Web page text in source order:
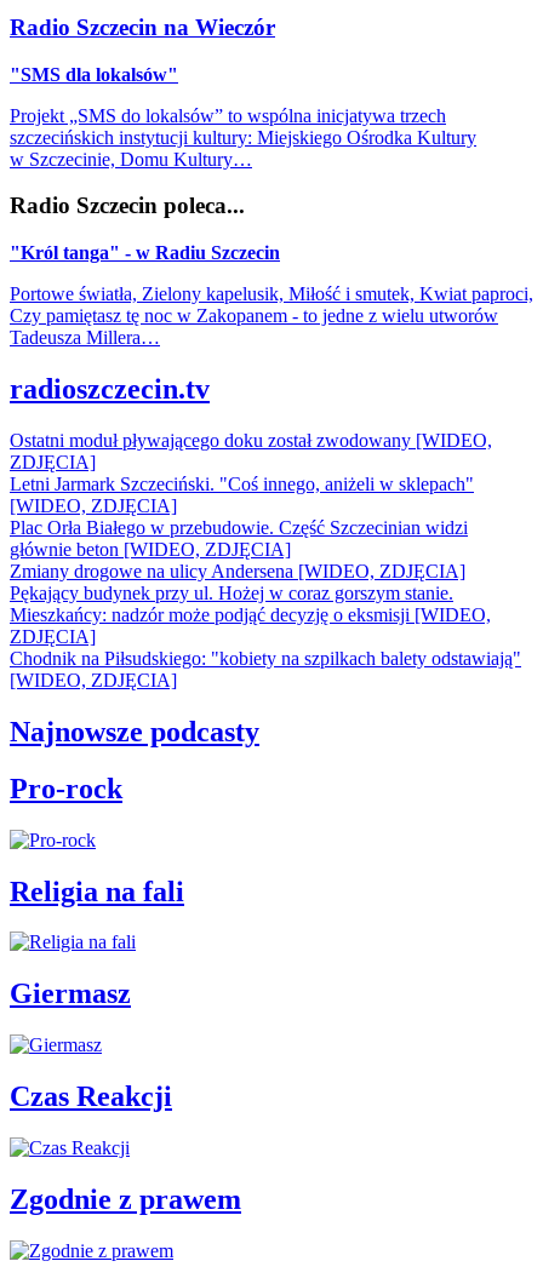
Radio Szczecin na Wieczór
"SMS dla lokalsów"
Projekt „SMS do lokalsów” to wspólna inicjatywa trzech
szczecińskich instytucji kultury: Miejskiego Ośrodka Kultury
w Szczecinie, Domu Kultury…
Radio Szczecin poleca...
"Król tanga" - w Radiu Szczecin
Portowe światła, Zielony kapelusik, Miłość i smutek, Kwiat paproci,
Czy pamiętasz tę noc w Zakopanem - to jedne z wielu utworów
Tadeusza Millera…
radioszczecin.tv
Ostatni moduł pływającego doku został zwodowany [WIDEO,
ZDJĘCIA]
Letni Jarmark Szczeciński. "Coś innego, aniżeli w sklepach"
[WIDEO, ZDJĘCIA]
Plac Orła Białego w przebudowie. Część Szczecinian widzi
głównie beton [WIDEO, ZDJĘCIA]
Zmiany drogowe na ulicy Andersena [WIDEO, ZDJĘCIA]
Pękający budynek przy ul. Hożej w coraz gorszym stanie.
Mieszkańcy: nadzór może podjąć decyzję o eksmisji [WIDEO,
ZDJĘCIA]
Chodnik na Piłsudskiego: "kobiety na szpilkach balety odstawiają"
[WIDEO, ZDJĘCIA]
Najnowsze podcasty
Pro-rock
Religia na fali
Giermasz
Czas Reakcji
Zgodnie z prawem